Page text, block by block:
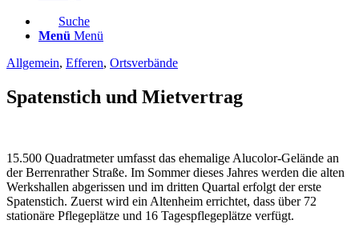
Suche
Menü Menü
Allgemein, Efferen, Ortsverbände
Spatenstich und Mietvertrag
15.500 Quadratmeter umfasst das ehemalige Alucolor-Gelände an
der Berrenrather Straße. Im Sommer dieses Jahres werden die alten
Werkshallen abgerissen und im dritten Quartal erfolgt der erste
Spatenstich. Zuerst wird ein Altenheim errichtet, dass über 72
stationäre Pflegeplätze und 16 Tagespflegeplätze verfügt.